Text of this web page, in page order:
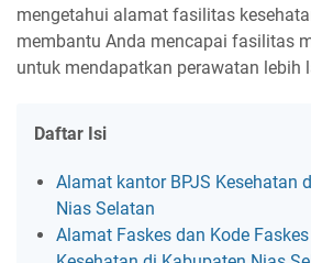
mengetahui alamat fasilitas
membantu Anda mencapai fasilitas
untuk mendapatkan perawatan lebih
Daftar Isi
Alamat kantor BPJS Kesehatan
Nias Selatan
Alamat Faskes dan Kode Faskes